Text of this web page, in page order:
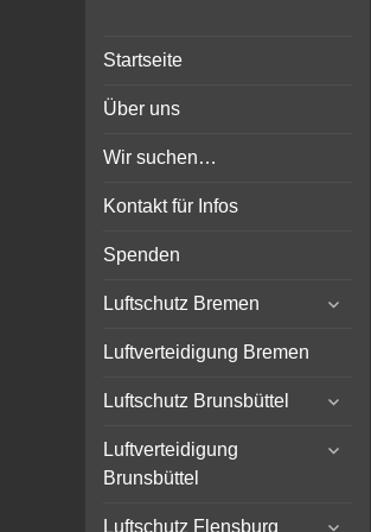
Bunker-Kiel.com
Wilhelmshaven Flensburg
Rendsburg Luftschutz Stollen
Startseite
Über uns
Wir suchen…
Kontakt für Infos
Spenden
Luftschutz Bremen
expand
Luftverteidigung Bremen
Luftschutz Brunsbüttel
expand
menu
Luftverteidigung
Brunsbüttel
expand
Luftschutz Flensburg
expand